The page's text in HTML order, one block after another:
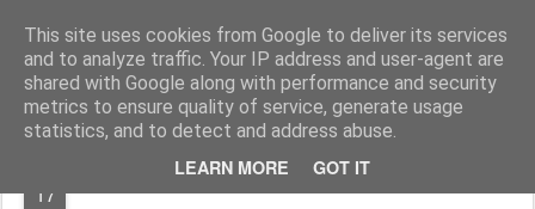
This site uses cookies from Google to deliver its services
and to analyze traffic. Your IP address and user-agent are
shared with Google along with performance and security
metrics to ensure quality of service, generate usage
statistics, and to detect and address abuse.
LEARN MORE GOT IT
Black and White
17